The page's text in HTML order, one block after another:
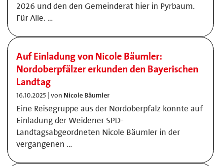
2026 und den den Gemeinderat hier in Pyrbaum.
Für Alle. …
Auf Einladung von Nicole Bäumler:
Nordoberpfälzer erkunden den Bayerischen
Landtag
16.10.2025 | von Nicole Bäumler
Eine Reisegruppe aus der Nordoberpfalz konnte auf
Einladung der Weidener SPD-
Landtagsabgeordneten Nicole Bäumler in der
vergangenen …